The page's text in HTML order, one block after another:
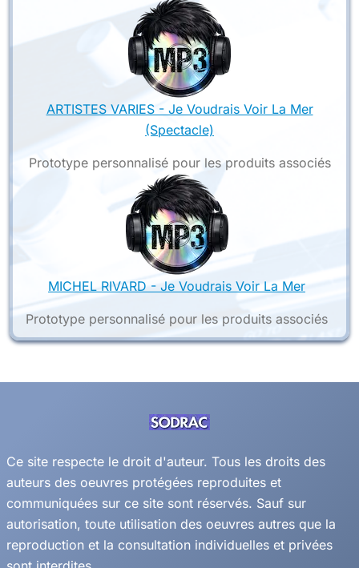
ARTISTES VARIES - Je Voudrais Voir La Mer
(Spectacle)
Prototype personnalisé pour les produits associés
MICHEL RIVARD - Je Voudrais Voir La Mer
Prototype personnalisé pour les produits associés
Ce site respecte le droit d'auteur. Tous les droits des
auteurs des oeuvres protégées reproduites et
communiquées sur ce site sont réservés. Sauf sur
autorisation, toute utilisation des oeuvres autres que la
reproduction et la consultation individuelles et privées